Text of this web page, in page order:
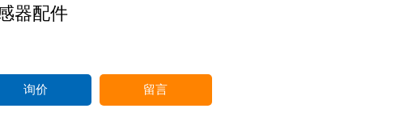
器配件
询价 留言